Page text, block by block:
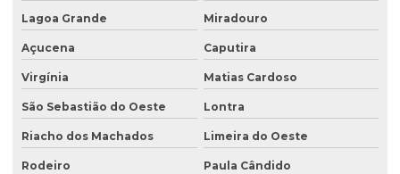
Lagoa Grande Miradouro
Açucena Caputira
Virgínia Matias Cardoso
São Sebastião do Oeste Lontra
Riacho dos Machados Limeira do Oeste
Rodeiro Paula Cândido